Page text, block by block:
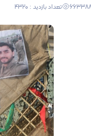
تعداد بازدید : 4320